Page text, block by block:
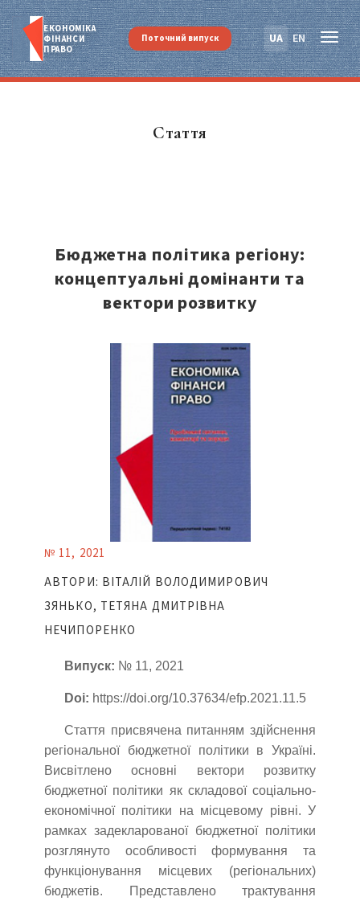
ЕКОНОМІКА
ФІНАНСИ
ПРАВО
UA EN
Поточний випуск
Стаття
Бюджетна політика регіону:
концептуальні домінанти та
вектори розвитку
№ 11, 2021
АВТОРИ: ВІТАЛІЙ ВОЛОДИМИРОВИЧ
ЗЯНЬКО, ТЕТЯНА ДМИТРІВНА
НЕЧИПОРЕНКО
Випуск: № 11, 2021
Doi: https://doi.org/10.37634/efp.2021.11.5
Стаття присвячена питанням здійснення
регіональної бюджетної політики в Україні.
Висвітлено основні вектори розвитку
бюджетної політики як складової соціально-
економічної політики на місцевому рівні. У
рамках задекларованої бюджетної політики
розглянуто особливості формування та
функціонування місцевих (регіональних)
бюджетів. Представлено трактування